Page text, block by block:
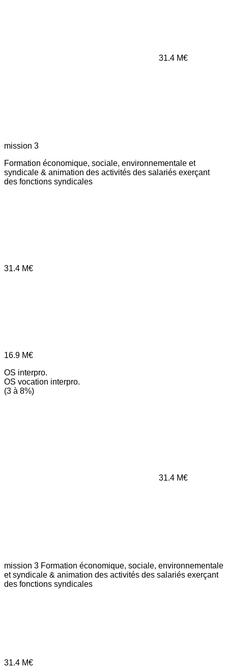
31.4 M€
mission 3
Formation économique, sociale, environnementale et
syndicale & animation des activités des salariés exerçant
des fonctions syndicales
31.4 M€
16.9 M€
OS interpro.
OS vocation interpro.
(3 à 8%)
31.4 M€
mission 3 Formation économique, sociale, environnementale
et syndicale & animation des activités des salariés exerçant
des fonctions syndicales
31.4 M€